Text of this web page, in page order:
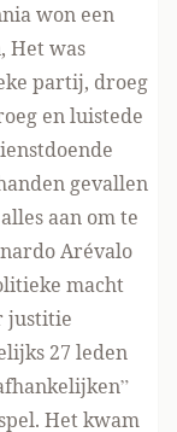
won een
Het was
partij, droeg
en luistede
gevallen
aan om te
Arévalo
macht
justitie
27 leden
Het kwam